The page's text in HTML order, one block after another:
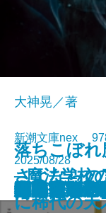
厳島
伊勢大名の
筋肉と脂
マイブッ
ネバーラン
ビッグ・
穢れなき者
鬼の花婿
さよなら
い。10
蜘蛛屋敷の
大神晃／著
新潮文庫nex
2025/08/28
龍ノ国幻
闇抜け─密
悲鳴
審議官─隠
定形外郵便
小説作法の
ファウン
磔の地
眠れるアン
落ちこぼれ
─魔法学校
に稀代の天